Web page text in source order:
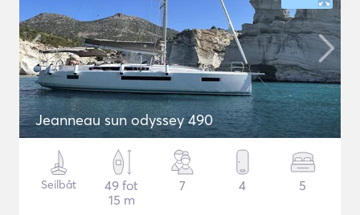
Jeanneau sun odyssey 490
Seilbåt
49 fot
15 m
7 4 5